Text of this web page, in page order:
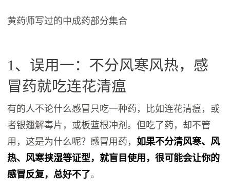
黄药师写过的中成药部分集合
1、误用一：不分风寒风热，感
冒药就吃连花清瘟
有的人不论什么感冒只吃一种药，比如连花清瘟，或
者银翘解毒片，或板蓝根冲剂。但吃了药，却不管
用，这是为什么呢？感冒用药，如果不分清风寒、风
热、风寒挟湿等证型，就盲目使用，很可能会让你的
感冒反复，总好不了。